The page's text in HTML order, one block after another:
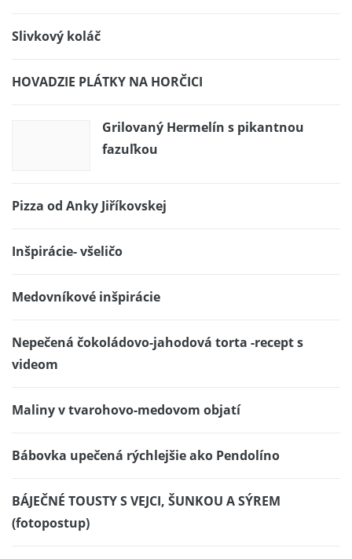
Slivkový koláč
HOVADZIE PLÁTKY NA HORČICI
Grilovaný Hermelín s pikantnou
fazuľkou
Pizza od Anky Jiříkovskej
Inšpirácie- všeličo
Medovníkové inšpirácie
Nepečená čokoládovo-jahodová torta -recept s
videom
Maliny v tvarohovo-medovom objatí
Bábovka upečená rýchlejšie ako Pendolíno
BÁJEČNÉ TOUSTY S VEJCI, ŠUNKOU A SÝREM
(fotopostup)